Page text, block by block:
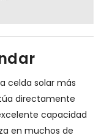
celda solar más
directamente
capacidad
en muchos de